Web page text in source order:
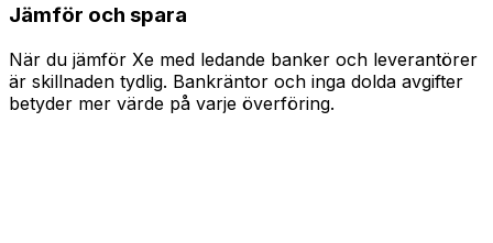
Jämför och spara
När du jämför Xe med ledande banker och leverantörer
är skillnaden tydlig. Bankräntor och inga dolda avgifter
betyder mer värde på varje överföring.